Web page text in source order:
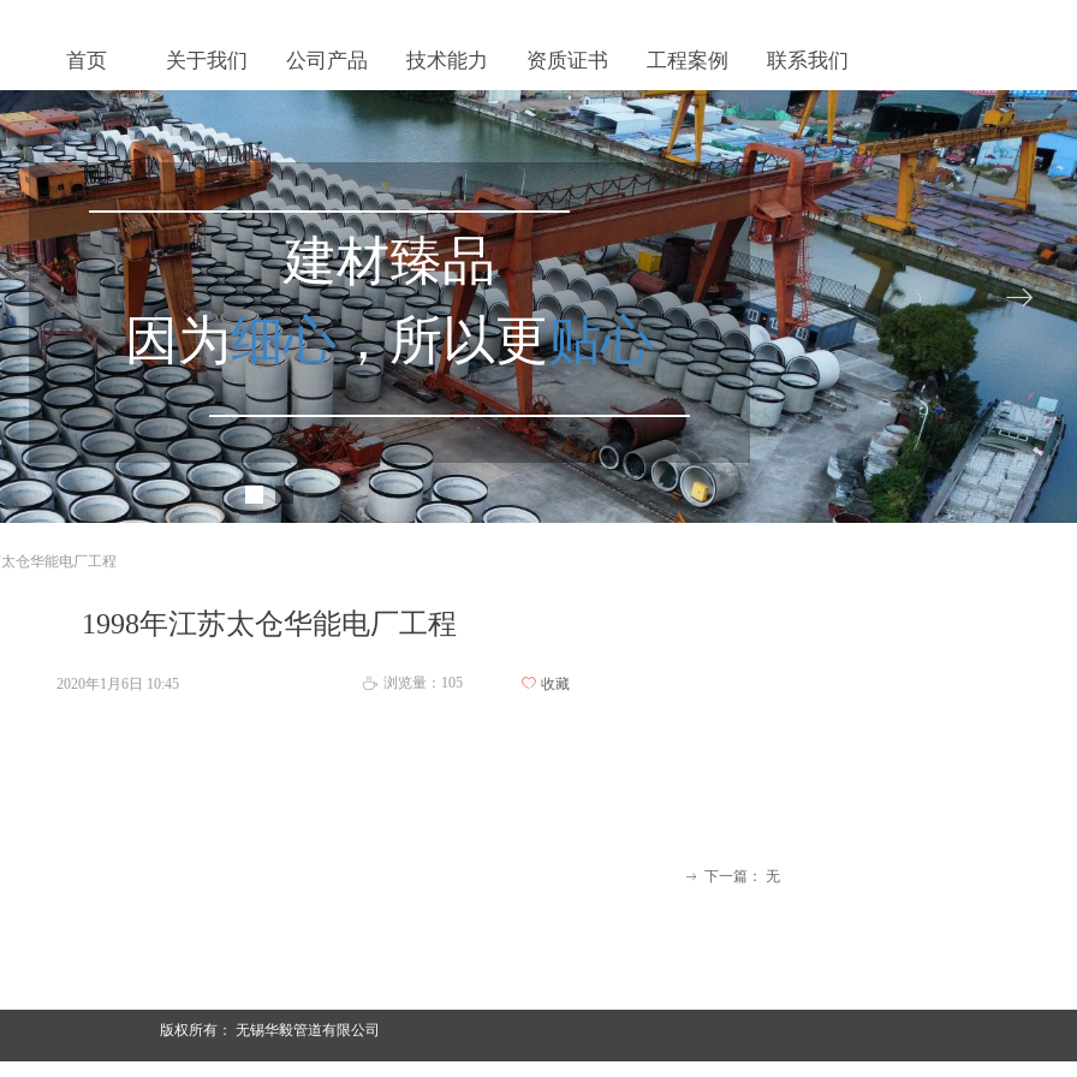
首页 关于我们 公司产品 技术能力 资质证书 工程案例 联系我们
建材臻品
因为细心，所以更贴心
ꁹ
1998年江苏太仓华能电厂工程
仓华能电厂工程
2020年1月6日 10:45 ꄘ 浏览量： 105 ꄀ 收藏
ꁹ 下一篇： 无
版权所有： 无锡华毅管道有限公司